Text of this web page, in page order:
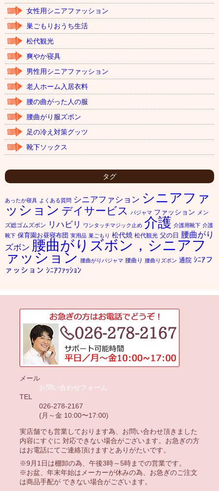
女性用シニアファッション
巣ごもりおうち生活
松代観光
爽やか寝具
男性用シニアファッション
老人ホーム入居衣料
腰の曲がった人の服
腰曲がり服ズボン
足の冷え対策グッツ
靴下ソックス
タグ
あったか寝具 よくある質問 シニアファション シニアファ
ッション デイサービス パジャマ ファッション メン
ズ総ゴムズボン
リハビリ ワンタッチマジック止め 介護 介護用靴下 介護
靴下 保育園お昼寝布団 実用品 巣ごもり 松代焼 松代観光 父の日 腰曲がり
ズボン 腰曲がりズボン，シニアフ
ァッション 腰曲がりパジャマ 腰曲り 腰曲りズボン 通院 ｼﾆｱフ
ァッション ｼﾆｱﾌｧｯｼｮﾝ
メール
お問い合わせフォーム
TEL
026-278-2167
(月～金 10:00〜17:00)
実店舗でも営業しております為、お問い合わせ頂きました
内容にすぐに 対応できない場合がございます。お急ぎの方
はお電話にてご連絡頂けますとありがたいです。
※9月1日は棚卸の為、午後3時～5時までの営業です。
※お盆、年末年始はメーカーが休みの為、お急ぎのご注文
は商品手配が できない場合がございます。